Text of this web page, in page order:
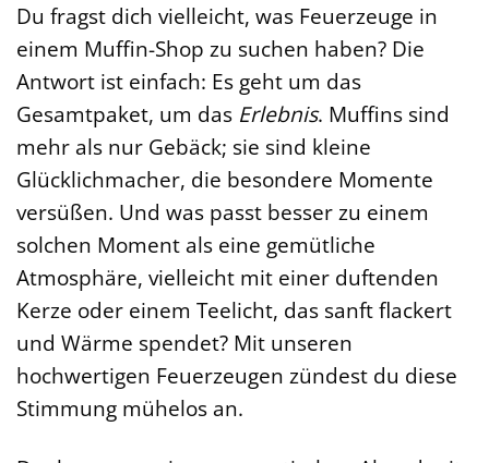
Du fragst dich vielleicht, was Feuerzeuge in
einem Muffin-Shop zu suchen haben? Die
Antwort ist einfach: Es geht um das
Gesamtpaket, um das Erlebnis. Muffins sind
mehr als nur Gebäck; sie sind kleine
Glücklichmacher, die besondere Momente
versüßen. Und was passt besser zu einem
solchen Moment als eine gemütliche
Atmosphäre, vielleicht mit einer duftenden
Kerze oder einem Teelicht, das sanft flackert
und Wärme spendet? Mit unseren
hochwertigen Feuerzeugen zündest du diese
Stimmung mühelos an.